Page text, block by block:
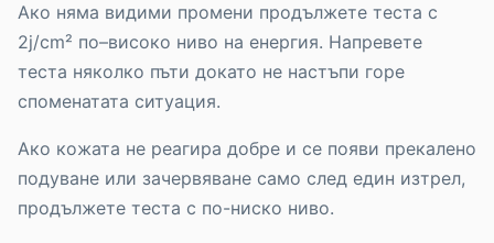
Ако няма видими промени продължете теста с
2j/cm² по–високо ниво на енергия. Напревете
теста няколко пъти докато не настъпи горе
споменатата ситуация.
Ако кожата не реагира добре и се появи прекалено
подуване или зачервяване само след един изтрел,
продължете теста с по-ниско ниво.